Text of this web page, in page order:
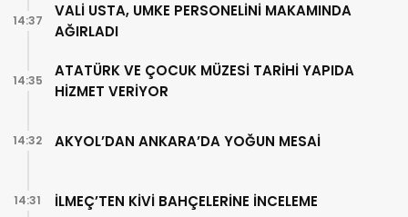
VALİ USTA, UMKE PERSONELİNİ MAKAMINDA
AĞIRLADI
14:37
ATATÜRK VE ÇOCUK MÜZESİ TARİHİ YAPIDA
HİZMET VERİYOR
14:35
AKYOL’DAN ANKARA’DA YOĞUN MESAİ
14:32
İLMEÇ’TEN KİVİ BAHÇELERİNE İNCELEME
14:31